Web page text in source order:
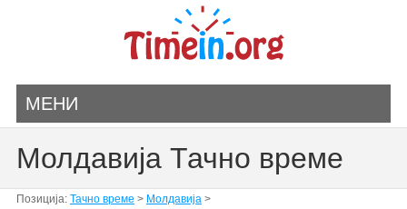
МЕНИ
Молдавија Тачно време
Позиција: Тачно време > Молдавија>